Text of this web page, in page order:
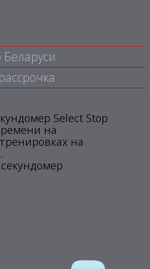
Беларуси
Select Stop
на
на